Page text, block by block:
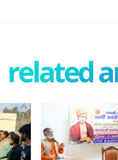
related